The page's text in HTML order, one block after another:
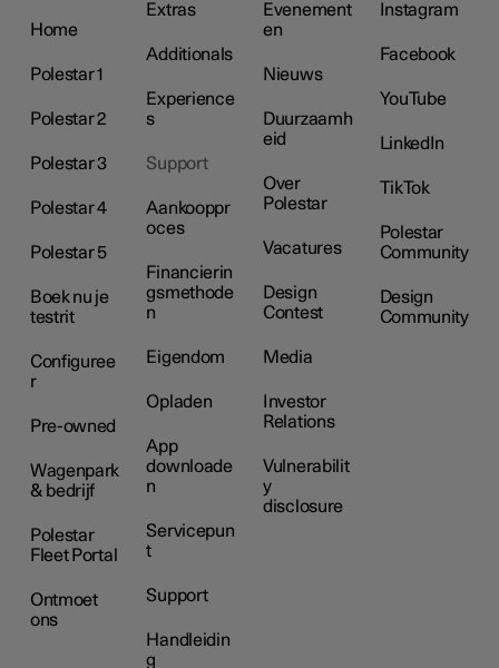
Home
Polestar 1
Polestar 2
Polestar 3
Polestar 4
Polestar 5
Boek nu je
testrit
Configuree
r
Pre-owned
Wagenpark
& bedrijf
Polestar
Fleet Portal
Ontmoet
ons
Extras
Additionals
Experience
s
Support
Aankooppr
oces
Financierin
gsmethode
n
Eigendom
Opladen
App
downloade
n
Servicepun
t
Support
Handleidin
g
Evenement
en
Nieuws
Duurzaamh
eid
Over
Polestar
Vacatures
Design
Contest
Media
Investor
Relations
Vulnerabilit
y
disclosure
Instagram
Facebook
YouTube
LinkedIn
TikTok
Polestar
Community
Design
Community